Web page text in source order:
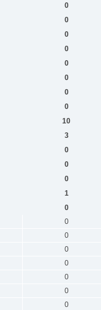
0
0
0
0
0
0
0
0
10
3
0
0
0
1
0
0
0
0
0
0
0
0